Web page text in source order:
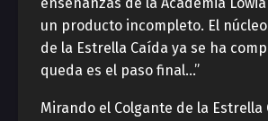
un producto incompleto. El
de la Estrella Caída ya se ha
queda es el paso final…”
Mirando el Colgante de la Estrella